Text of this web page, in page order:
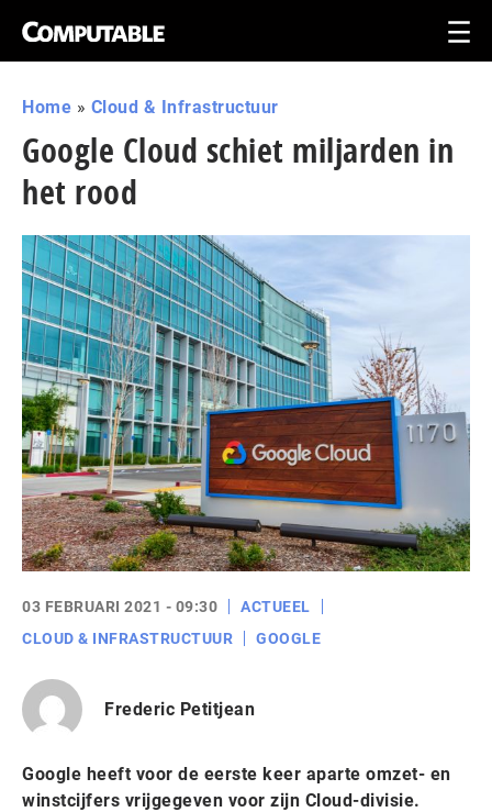
Home » Cloud & Infrastructuur
Google Cloud schiet miljarden in
het rood
03 FEBRUARI 2021 - 09:30
ACTUEEL
CLOUD & INFRASTRUCTUUR
GOOGLE
Frederic Petitjean
Google heeft voor de eerste keer aparte omzet- en
winstcijfers vrijgegeven voor zijn Cloud-divisie.